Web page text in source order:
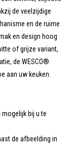
de veelzijdige
en de ruime
en design hoog
of grijze variant,
de WESCO®
aan uw keuken.
bij u te
de afbeelding in